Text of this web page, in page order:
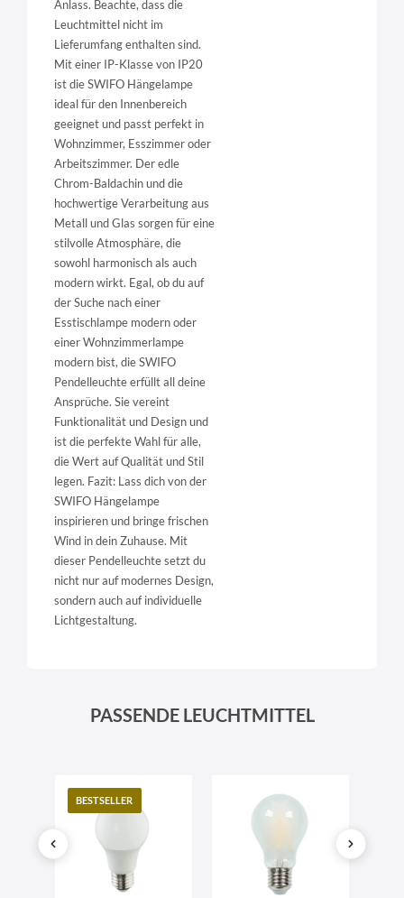
Anlass. Beachte, dass die
Leuchtmittel nicht im
Lieferumfang enthalten sind.
Mit einer IP-Klasse von IP20
ist die SWIFO Hängelampe
ideal für den Innenbereich
geeignet und passt perfekt in
Wohnzimmer, Esszimmer oder
Arbeitszimmer. Der edle
Chrom-Baldachin und die
hochwertige Verarbeitung aus
Metall und Glas sorgen für eine
stilvolle Atmosphäre, die
sowohl harmonisch als auch
modern wirkt. Egal, ob du auf
der Suche nach einer
Esstischlampe modern oder
einer Wohnzimmerlampe
modern bist, die SWIFO
Pendelleuchte erfüllt all deine
Ansprüche. Sie vereint
Funktionalität und Design und
ist die perfekte Wahl für alle,
die Wert auf Qualität und Stil
legen. Fazit: Lass dich von der
SWIFO Hängelampe
inspirieren und bringe frischen
Wind in dein Zuhause. Mit
dieser Pendelleuchte setzt du
nicht nur auf modernes Design,
sondern auch auf individuelle
Lichtgestaltung.
PASSENDE LEUCHTMITTEL
BESTSELLER